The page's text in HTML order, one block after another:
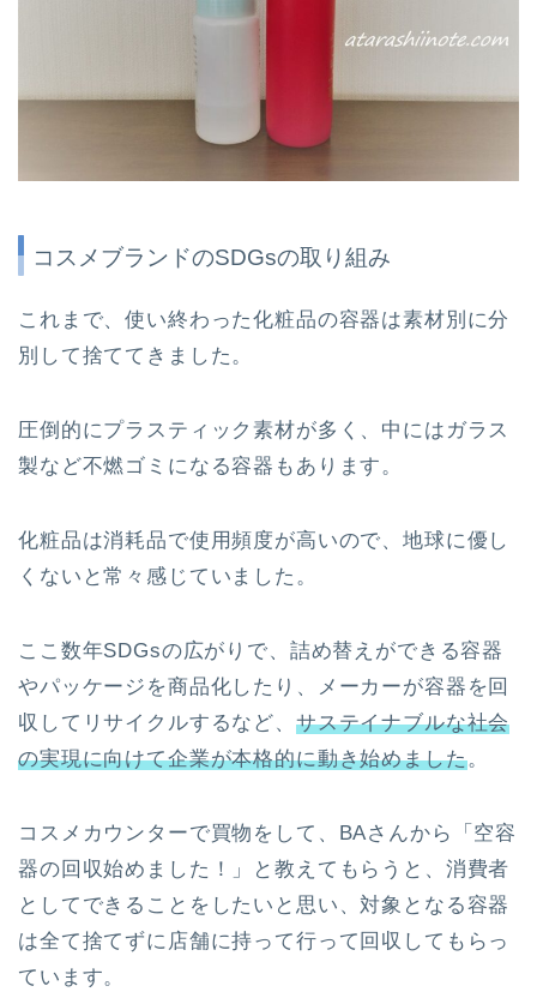
コスメブランドのSDGsの取り組み
これまで、使い終わった化粧品の容器は素材別に分
別して捨ててきました。
圧倒的にプラスティック素材が多く、中にはガラス
製など不燃ゴミになる容器もあります。
化粧品は消耗品で使用頻度が高いので、地球に優し
くないと常々感じていました。
ここ数年SDGsの広がりで、詰め替えができる容器
やパッケージを商品化したり、メーカーが容器を回
収してリサイクルするなど、 サステイナブルな社会
の実現に向けて企業が本格的に動き始めました。
コスメカウンターで買物をして、BAさんから「空容
器の回収始めました！」と教えてもらうと、消費者
としてできることをしたいと思い、対象となる容器
は全て捨てずに店舗に持って行って回収してもらっ
ています。